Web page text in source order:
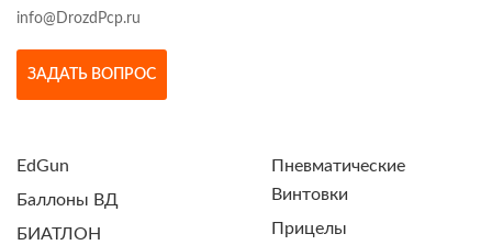
info@DrozdPcp.ru
ЗАДАТЬ ВОПРОС
EdGun
Баллоны ВД
БИАТЛОН
Пневматические
Винтовки
Прицелы